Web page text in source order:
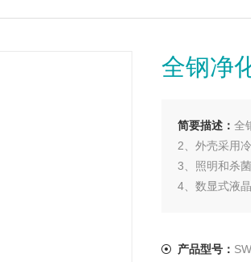
全钢净
简要描述： 全
2、外壳采用
3、照明和杀
4、数显式液
产品型号：